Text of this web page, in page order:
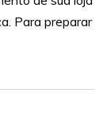
Para preparar